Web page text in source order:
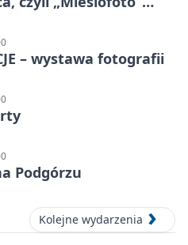
– wystawa fotografii
Podgórzu
Kolejne wydarzenia